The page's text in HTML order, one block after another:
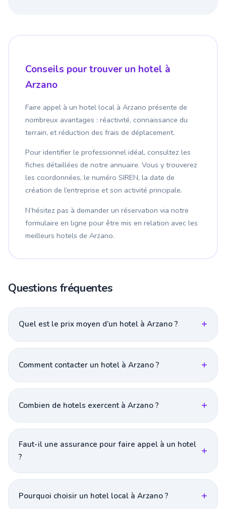
Conseils pour trouver un hotel à
Arzano
Faire appel à un hotel local à Arzano présente de
nombreux avantages : réactivité, connaissance du
terrain, et réduction des frais de déplacement.
Pour identifier le professionnel idéal, consultez les
fiches détaillées de notre annuaire. Vous y trouverez
les coordonnées, le numéro SIREN, la date de
création de l’entreprise et son activité principale.
N’hésitez pas à demander un réservation via notre
formulaire en ligne pour être mis en relation avec les
meilleurs hotels de Arzano.
Questions fréquentes
Quel est le prix moyen d’un hotel à Arzano ?
Comment contacter un hotel à Arzano ?
Combien de hotels exercent à Arzano ?
Faut-il une assurance pour faire appel à un hotel
?
Pourquoi choisir un hotel local à Arzano ?